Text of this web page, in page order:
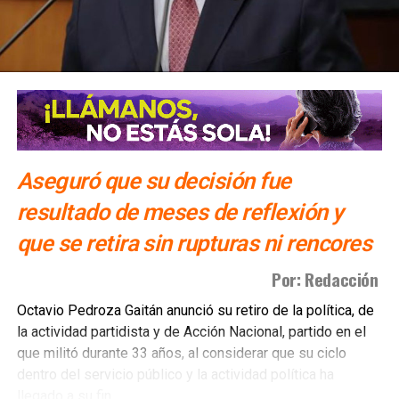
VIOLADOR
SIGUIENTE
Camioneros de SLP ya merecen aumento a tarifa de
transporte, dice SCT
NO TE PIERDAS
#Será? | Narco, detrás de homicidios de la semana
pasada en SLP, dice FGE
Aseguró que su decisión fue
resultado de meses de reflexión y
que se retira sin rupturas ni rencores
Por: Redacción
Octavio Pedroza Gaitán anunció su retiro de la política, de
la actividad partidista y de Acción Nacional, partido en el
que militó durante 33 años, al considerar que su ciclo
dentro del servicio público y la actividad política ha